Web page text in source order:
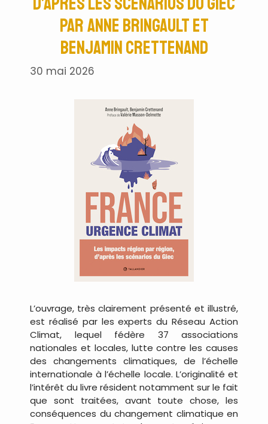
par Anne Bringault et
Benjamin Crettenand
30 mai 2026
L’ouvrage, très clairement présenté et illustré,
est réalisé par les experts du Réseau Action
Climat, lequel fédère 37 associations
nationales et locales, lutte contre les causes
des changements climatiques, de l’échelle
internationale à l’échelle locale. L’originalité et
l’intérêt du livre résident notamment sur le fait
que sont traitées, avant toute chose, les
conséquences du changement climatique en